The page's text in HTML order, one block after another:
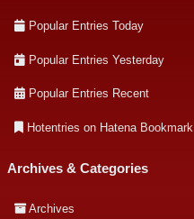
Popular Entries Today
Popular Entries Yesterday
Popular Entries Recent
Hotentries on Hatena Bookmark
Archives & Categories
Archives